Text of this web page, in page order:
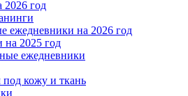
2026 год
ежедневники на 2026 год
2025 год
ежедневники
кожу и ткань